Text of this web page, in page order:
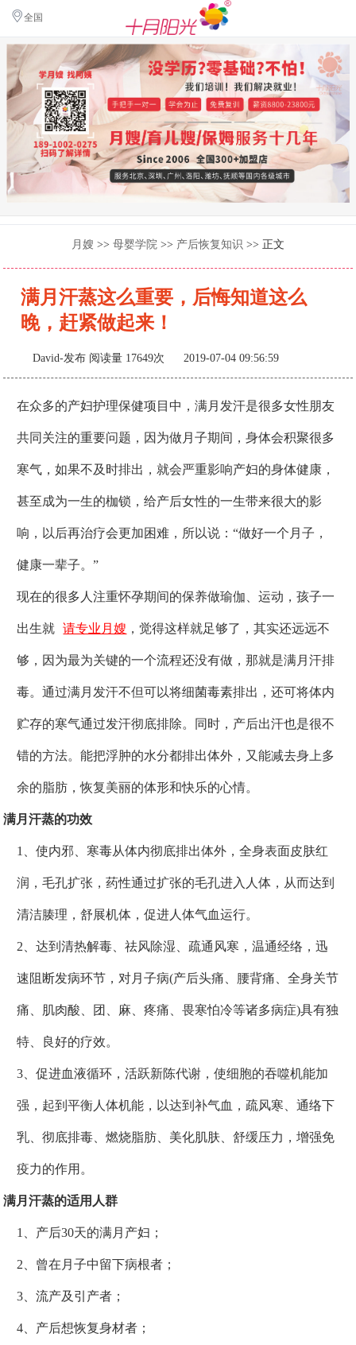
全国
月嫂 >> 母婴学院 >> 产后恢复知识 >> 正文
满月汗蒸这么重要，后悔知道这么
晚，赶紧做起来！
David-发布 阅读量 17649次 2019-07-04 09:56:59
在众多的产妇护理保健项目中，满月发汗是很多女性朋友
共同关注的重要问题，因为做月子期间，身体会积聚很多
寒气，如果不及时排出，就会严重影响产妇的身体健康，
甚至成为一生的枷锁，给产后女性的一生带来很大的影
响，以后再治疗会更加困难，所以说：“做好一个月子，
健康一辈子。”
现在的很多人注重怀孕期间的保养做瑜伽、运动，孩子一
出生就 请专业月嫂 ，觉得这样就足够了，其实还远远不
够，因为最为关键的一个流程还没有做，那就是满月汗排
毒。通过满月发汗不但可以将细菌毒素排出，还可将体内
贮存的寒气通过发汗彻底排除。同时，产后出汗也是很不
错的方法。能把浮肿的水分都排出体外，又能减去身上多
余的脂肪，恢复美丽的体形和快乐的心情。
满月汗蒸的功效
1、使内邪、寒毒从体内彻底排出体外，全身表面皮肤红
润，毛孔扩张，药性通过扩张的毛孔进入人体，从而达到
清洁腠理，舒展机体，促进人体气血运行。
2、达到清热解毒、祛风除湿、疏通风寒，温通经络，迅
速阻断发病环节，对月子病(产后头痛、腰背痛、全身关节
痛、肌肉酸、团、麻、疼痛、畏寒怕冷等诸多病症)具有独
特、良好的疗效。
3、促进血液循环，活跃新陈代谢，使细胞的吞噬机能加
强，起到平衡人体机能，以达到补气血，疏风寒、通络下
乳、彻底排毒、燃烧脂肪、美化肌肤、舒缓压力，增强免
疫力的作用。
满月汗蒸的适用 人群
1、产后30天的满月产妇；
2、曾在月子中留下病根者；
3、流产及引产者；
4、产后想恢复身材者；